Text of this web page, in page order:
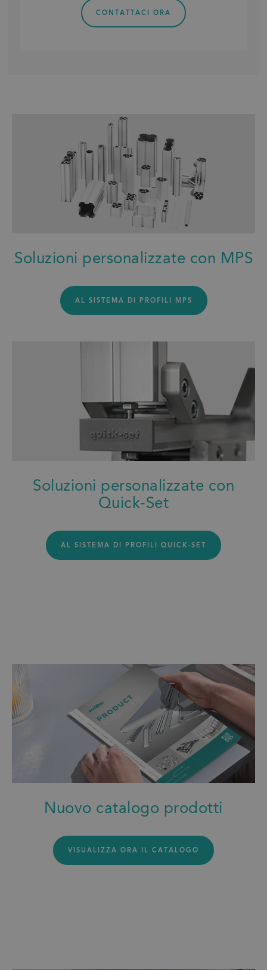
CONTATTACI ORA
Soluzioni personalizzate con MPS
AL SISTEMA DI PROFILI MPS
Soluzioni personalizzate con
Quick-Set
AL SISTEMA DI PROFILI QUICK-SET
Nuovo catalogo prodotti
VISUALIZZA ORA IL CATALOGO